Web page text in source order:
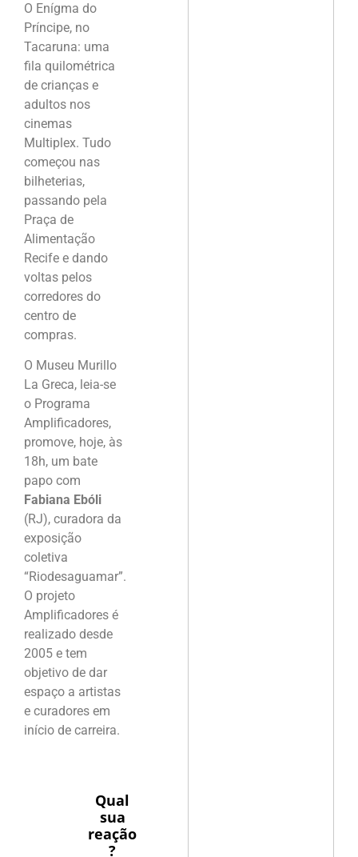
O Enígma do
Príncipe, no
Tacaruna: uma
fila quilométrica
de crianças e
adultos nos
cinemas
Multiplex. Tudo
começou nas
bilheterias,
passando pela
Praça de
Alimentação
Recife e dando
voltas pelos
corredores do
centro de
compras.
O Museu Murillo
La Greca, leia-se
o Programa
Amplificadores,
promove, hoje, às
18h, um bate
papo com
Fabiana Ebóli
(RJ), curadora da
exposição
coletiva
“Riodesaguamar”.
O projeto
Amplificadores é
realizado desde
2005 e tem
objetivo de dar
espaço a artistas
e curadores em
início de carreira.
Qual
sua
reação
?